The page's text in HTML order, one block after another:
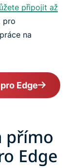
připojit až
pro
na
Edge
přímo
Edge